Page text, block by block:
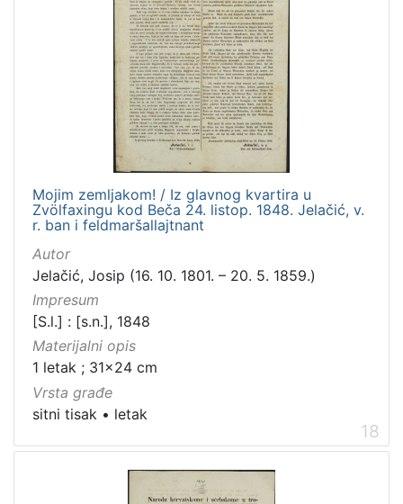
Mojim zemljakom! / Iz glavnog kvartira u
Zvölfaxingu kod Beča 24. listop. 1848. Jelačić, v.
r. ban i feldmaršallajtnant
Autor
Jelačić, Josip (16. 10. 1801. – 20. 5. 1859.)
Impresum
[S.l.] : [s.n.], 1848
Materijalni opis
1 letak ; 31x24 cm
Vrsta građe
sitni tisak • letak
18